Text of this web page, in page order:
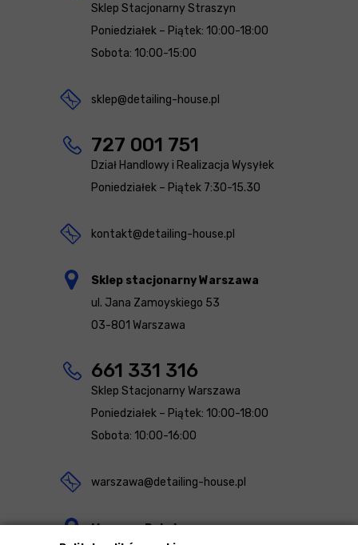
Sklep Stacjonarny Straszyn
Poniedziałek – Piątek: 10:00-18:00
Sobota: 10:00-15:00
sklep@detailing-house.pl
727 001 751
Dział Handlowy i Realizacja Wysyłek
Poniedziałek – Piątek 7:30-15.30
kontakt@detailing-house.pl
Sklep stacjonarny Warszawa
ul. Jana Zamoyskiego 53
03-801 Warszawa
661 331 316
Sklep Stacjonarny Warszawa
Poniedziałek – Piątek: 10:00-18:00
Sobota: 10:00-16:00
warszawa@detailing-house.pl
Magazyn Rekcin